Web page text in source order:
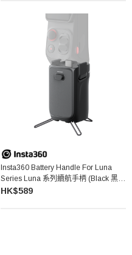
Insta360 Battery Handle For Luna
Series Luna 系列續航手柄 (Black 黑
色)
HK$589